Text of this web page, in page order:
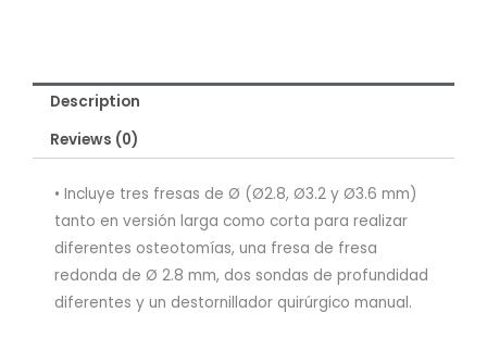
Description
Reviews (0)
• Incluye tres fresas de Ø (Ø2.8, Ø3.2 y Ø3.6 mm)
tanto en versión larga como corta para realizar
diferentes osteotomías, una fresa de fresa
redonda de Ø 2.8 mm, dos sondas de profundidad
diferentes y un destornillador quirúrgico manual.